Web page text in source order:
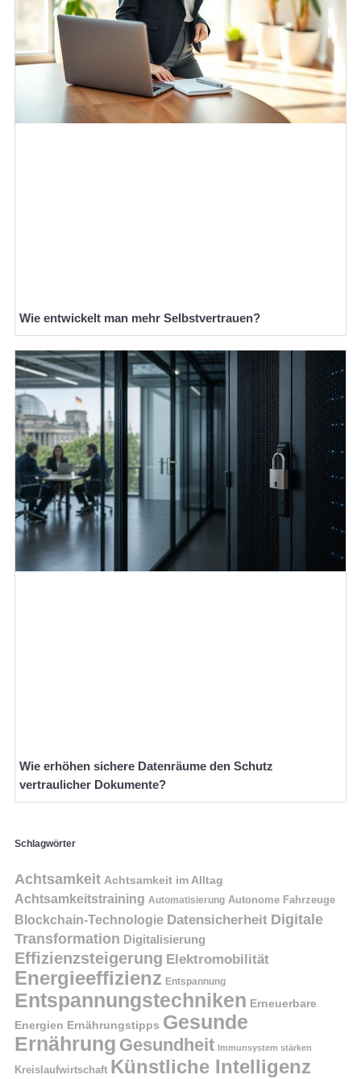
Wie entwickelt man mehr Selbstvertrauen?
Wie erhöhen sichere Datenräume den Schutz
vertraulicher Dokumente?
Schlagwörter
Achtsamkeit Achtsamkeit im Alltag
Achtsamkeitstraining Automatisierung Autonome Fahrzeuge
Blockchain-Technologie Datensicherheit Digitale
Transformation Digitalisierung
Effizienzsteigerung Elektromobilität
Energieeffizienz Entspannung
Entspannungstechniken Erneuerbare
Energien Ernährungstipps Gesunde
Ernährung Gesundheit Immunsystem stärken
Kreislaufwirtschaft Künstliche Intelligenz